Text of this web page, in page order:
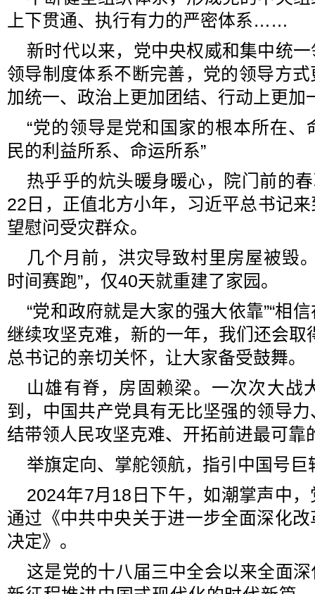
上下贯通、执行有力的严密体系……
新时代以来，党中央权威和集中统
领导制度体系不断完善，党的领导方
加统一、政治上更加团结、行动上更加
“党的领导是党和国家的根本所在
民的利益所系、命运所系”
热乎乎的炕头暖身暖心，院门前的
22日，正值北方小年，习近平总书记
望慰问受灾群众。
几个月前，洪灾导致村里房屋被毁
时间赛跑”，仅40天就重建了家园。
“党和政府就是大家的强大依靠”“相
继续攻坚克难，新的一年，我们还会
总书记的亲切关怀，让大家备受鼓舞。
山雄有脊，房固赖梁。一次次大战
到，中国共产党具有无比坚强的领导
结带领人民攻坚克难、开拓前进最可靠
举旗定向、掌舵领航，指引中国号
2024年7月18日下午，如潮掌声中
通过《中共中央关于进一步全面深化
决定》。
这是党的十八届三中全会以来全面